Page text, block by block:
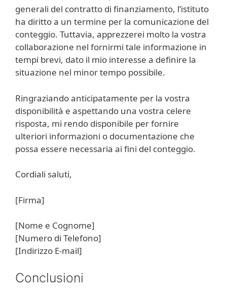
generali del contratto di finanziamento, l’istituto
ha diritto a un termine per la comunicazione del
conteggio. Tuttavia, apprezzerei molto la vostra
collaborazione nel fornirmi tale informazione in
tempi brevi, dato il mio interesse a definire la
situazione nel minor tempo possibile.
Ringraziando anticipatamente per la vostra
disponibilità e aspettando una vostra celere
risposta, mi rendo disponibile per fornire
ulteriori informazioni o documentazione che
possa essere necessaria ai fini del conteggio.
Cordiali saluti,
[Firma]
[Nome e Cognome]
[Numero di Telefono]
[Indirizzo E-mail]
Conclusioni